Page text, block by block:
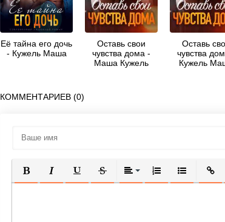
Её тайна его дочь
- Кужель Маша
Оставь свои
чувства дома -
Маша Кужель
Оставь
чувства
Кужель
КОММЕНТАРИЕВ (0)
ПОЛУЖИРНЫЙ
КУРСИВПОДЧЕРКНУТЫЙ
ЗАЧЕРКНУТЫЙВЫРАВНИВАНИЕ
НУМЕРОВАННЫЙ